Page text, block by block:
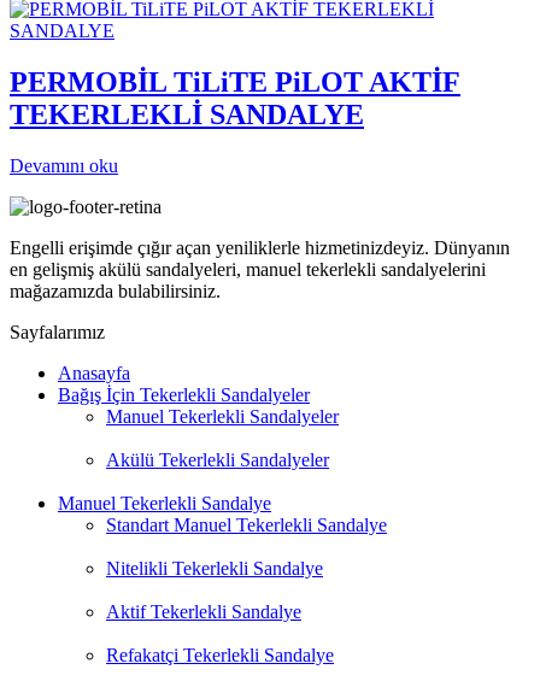
PERMOBİL TiLiTE PiLOT AKTİF
TEKERLEKLİ SANDALYE
Devamını oku
Engelli erişimde çığır açan yeniliklerle hizmetinizdeyiz. Dünyanın
en gelişmiş akülü sandalyeleri, manuel tekerlekli sandalyelerini
mağazamızda bulabilirsiniz.
Sayfalarımız
Anasayfa
Bağış İçin Tekerlekli Sandalyeler
Manuel Tekerlekli Sandalyeler
Akülü Tekerlekli Sandalyeler
Manuel Tekerlekli Sandalye
Standart Manuel Tekerlekli Sandalye
Nitelikli Tekerlekli Sandalye
Aktif Tekerlekli Sandalye
Refakatçi Tekerlekli Sandalye